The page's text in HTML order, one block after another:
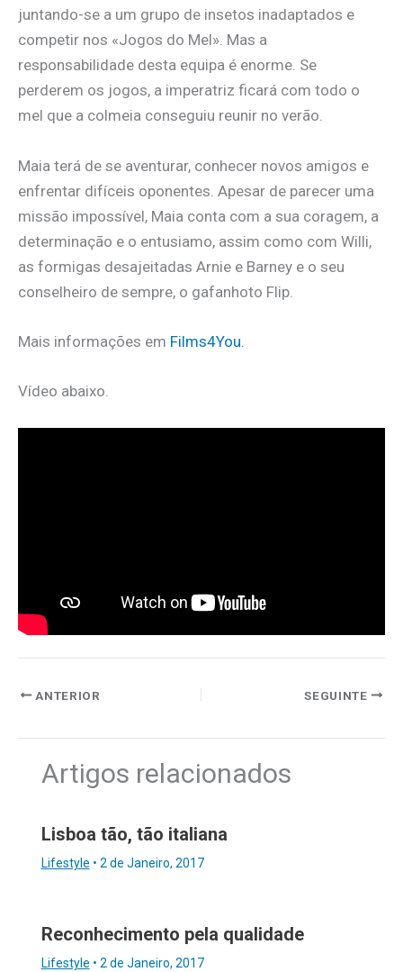
juntando-se a um grupo de insetos inadaptados e
competir nos «Jogos do Mel». Mas a
responsabilidade desta equipa é enorme. Se
perderem os jogos, a imperatriz ficará com todo o
mel que a colmeia conseguiu reunir no verão.
Maia terá de se aventurar, conhecer novos amigos e
enfrentar difíceis oponentes. Apesar de parecer uma
missão impossível, Maia conta com a sua coragem, a
determinação e o entusiamo, assim como com Willi,
as formigas desajeitadas Arnie e Barney e o seu
conselheiro de sempre, o gafanhoto Flip.
Mais informações em Films4You
Vídeo abaixo.
ANTERIOR SEGUINTE
Artigos relacionados
Lisboa tão, tão italiana
Lifestyle • 2 de Janeiro, 2017
Reconhecimento pela qualidade
Lifestyle • 2 de Janeiro, 2017